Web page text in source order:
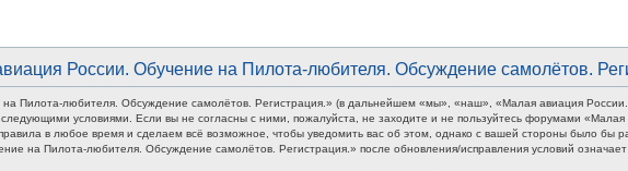
России. Обучение на Пилота-любителя. Обсуждение самолётов.
Пилота-любителя. Обсуждение самолётов. Регистрация.» (в дальнейшем «мы», «наш», «Малая авиация
условиями. Если вы не согласны с ними, пожалуйста, не заходите и не пользуйтесь форумами
в любое время и сделаем всё возможное, чтобы уведомить вас об этом, однако с вашей стороны было бы
на Пилота-любителя. Обсуждение самолётов. Регистрация.» после обновления/исправления условий означает